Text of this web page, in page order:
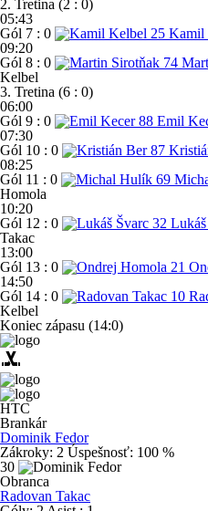
2. Tretina (2 : 0)
05:43
Gól 7 : 0 25 Kamil
09:20
Gól 8 : 0 74
Kelbel
3. Tretina (6 : 0)
06:00
Gól 9 : 0 88 Emil
07:30
Gól 10 : 0 87
08:25
Gól 11 : 0 69
Homola
10:20
Gól 12 : 0 32
Takac
13:00
Gól 13 : 0 21
14:50
Gól 14 : 0 10
Kelbel
Koniec zápasu (14:0)
sports_hockey
HTC
Brankár
Dominik Fedor
Zákroky: 2 Úspešnosť: 100 %
30
Obranca
Radovan Takac